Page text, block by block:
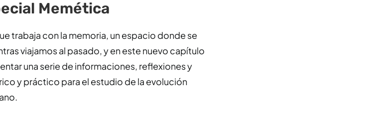
Memética
trabaja con la memoria, un espacio donde se
viajamos al pasado, y en este nuevo capítulo
una serie de informaciones, reflexiones y
y práctico para el estudio de la evolución